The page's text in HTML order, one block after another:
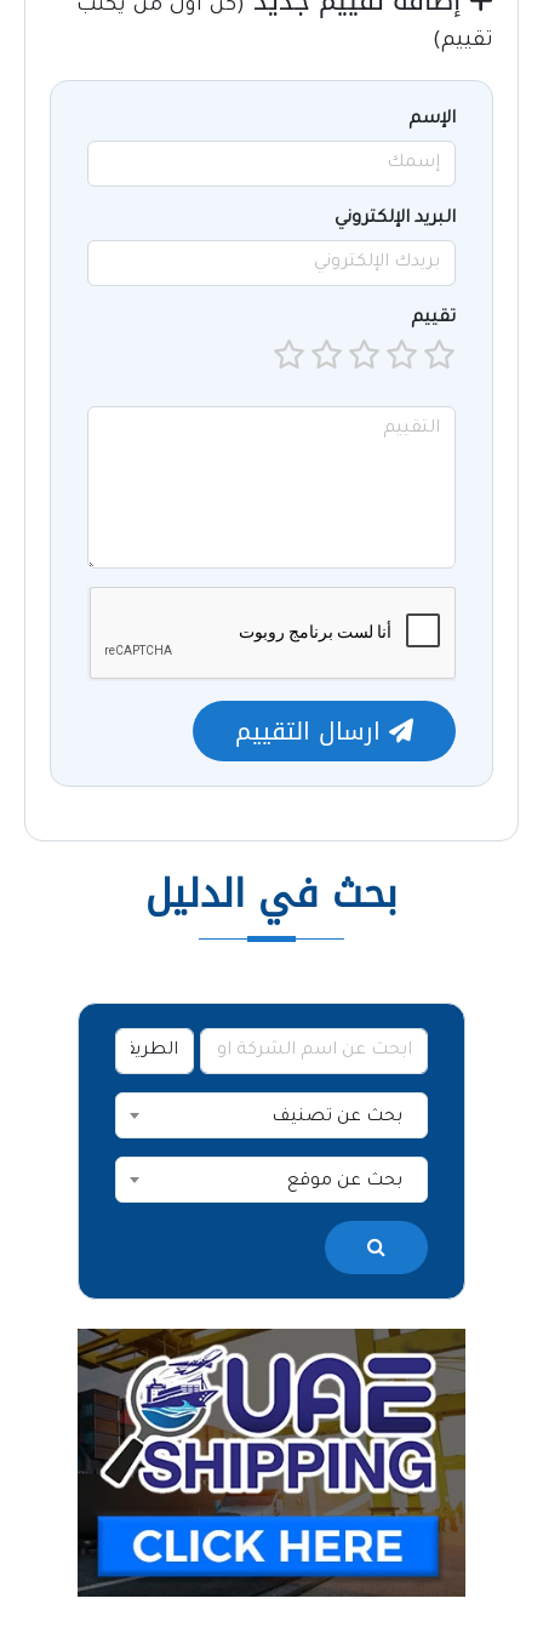
بحث في الدليل
بحث عن تصنيف
بحث عن موقع
(كن أول من يكتب
تقييم)
الإسم
البريد الإلكتروني
تقييم
ارسال التقييم